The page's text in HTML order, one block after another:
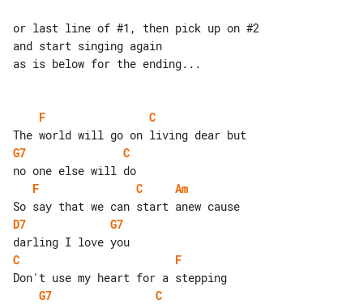
or last line of #1, then pick up on #2
and start singing again
as is below for the ending...
F
C
G7
C
F
C
Am
D7
G7
C
F
G7
C